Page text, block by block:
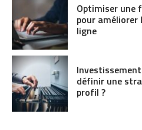
Optimiser une
pour améliorer
ligne
définir une
profil ?